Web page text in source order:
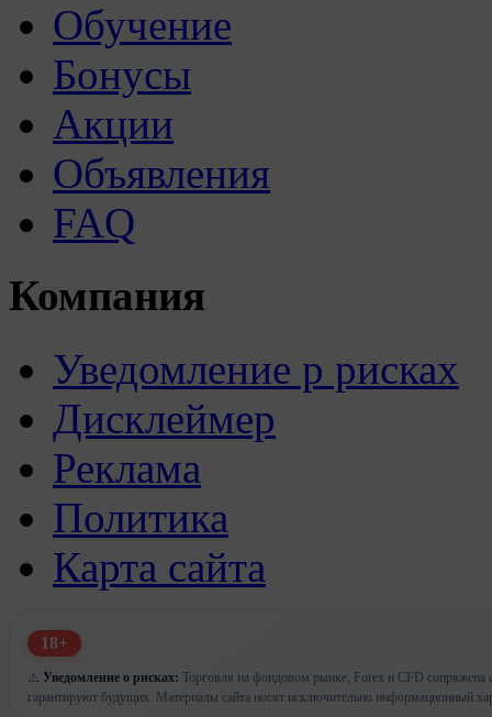
Обучение
Бонусы
Акции
Объявления
FAQ
Компания
Уведомление р рисках
Дисклеймер
Реклама
Политика
Карта сайта
18+
⚠️ Уведомление о рисках: Торговля на фондовом рынке, Forex и CFD сопряжена
гарантируют будущих. Материалы сайта носят исключительно информационный